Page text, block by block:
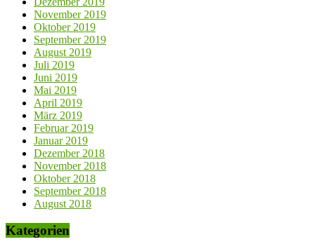
November 2019
Oktober 2019
September 2019
August 2019
Juli 2019
Juni 2019
Mai 2019
April 2019
März 2019
Februar 2019
Januar 2019
Dezember 2018
November 2018
Oktober 2018
September 2018
August 2018
Kategorien